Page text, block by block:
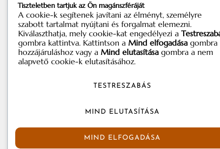
Tiszteletben tartjuk az Ön magánszféráját
A cookie-k segítenek javítani az élményt, személyre
szabott tartalmat nyújtani és forgalmat elemezni.
Kiválaszthatja, mely cookie-kat engedélyezi a
gombra kattintva. Kattintson a Mind elfogadása gombra
hozzájáruláshoz vagy a Mind elutasítása gombra a nem
alapvető cookie-k elutasításához.
TESTRESZABÁS
MIND ELUTASÍTÁSA
MIND ELFOGADÁSA